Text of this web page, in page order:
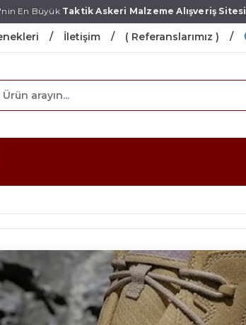
En BüyükTaktik Askeri Malzeme Alışveriş Sitesi
İletişim ( Referanslarımız )